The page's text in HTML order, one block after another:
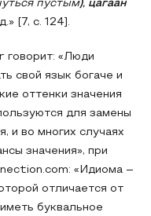
пустым), цагаан
[7, с. 124].
говорит: «Люди
свой язык богаче и
оттенки значения
для замены
и во многих случаях
значения», при
«Идиома –
отличается от
буквальное